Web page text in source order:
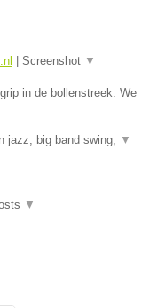
Screenshot ▼
in de bollenstreek. We
jazz, big band swing, ▼
▼